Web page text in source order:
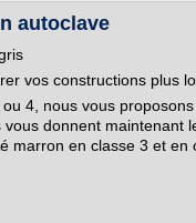
autoclave
vos constructions plus
4, nous vous
donnent maintenant
en classe 3 et en